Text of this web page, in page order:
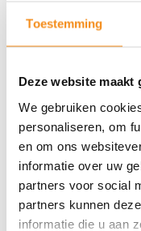
Toestemming
Deze website maakt
We gebruiken
personaliseren, om
en om ons
informatie over uw
partners voor social
partners kunnen
informatie die u aan
Saab 9-5 3